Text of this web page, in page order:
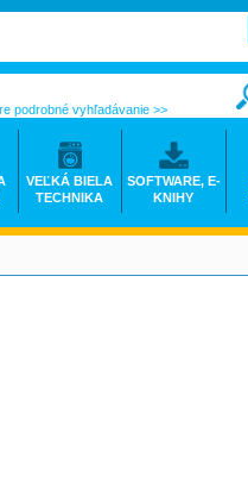
podrobné vyhľadávanie >>
VEĽKÁ BIELA
TECHNIKA
SOFTWARE, E-
KNIHY